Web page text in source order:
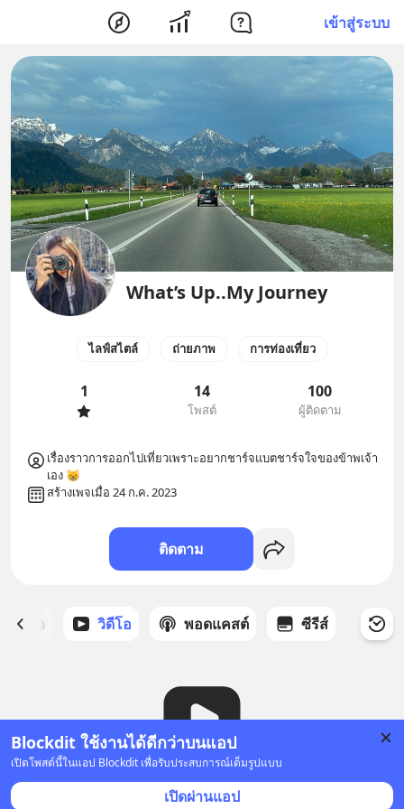
เข้าสู่ระบบ
Blockdit ใช้งานได้ดีกว่าบนแอป
เปิดโพสต์นี้ในแอป Blockdit เพื่อรับประสบการณ์เต็มรูปแบบ
เปิดผ่านแอป
What’s Up..My Journey
ไลฟ์สไตล์ ถ่ายภาพ การท่องเที่ยว
1 14
โพสต์
100
ผู้ติดตาม
เรื่องราวการออกไปเที่ยวเพราะอยากชาร์จแบตชาร์จใจของข้าพเจ้า
เอง 😸
สร้างเพจเมื่อ 24 ก.ค. 2023
ติดตาม
ด้ดาว วิดีโอ พอดแคสต์ ซีรีส์
ยังไม่มีวิดีโอ